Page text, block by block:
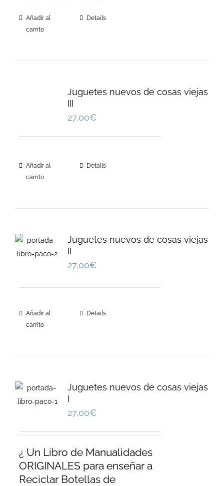
Añadir al
carrito
Details
Juguetes nuevos de cosas viejas
III
27,00€
Añadir al
carrito
Details
Juguetes nuevos de cosas viejas
II
27,00€
Añadir al
carrito
Details
Juguetes nuevos de cosas viejas
I
27,00€
¿ Un Libro de Manualidades
ORIGINALES para enseñar a
Reciclar Botellas de